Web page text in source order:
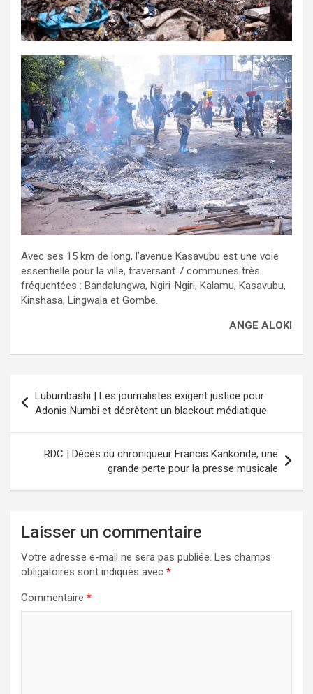
Avec ses 15 km de long, l’avenue Kasavubu est une voie
essentielle pour la ville, traversant 7 communes très
fréquentées : Bandalungwa, Ngiri-Ngiri, Kalamu, Kasavubu,
Kinshasa, Lingwala et Gombe.
ANGE ALOKI
de
l’article
Lubumbashi | Les journalistes exigent justice pour
Adonis Numbi et décrètent un blackout médiatique
RDC | Décès du chroniqueur Francis Kankonde, une
grande perte pour la presse musicale
Laisser un commentaire
Votre adresse e-mail ne sera pas publiée. Les champs
obligatoires sont indiqués avec *
Commentaire *